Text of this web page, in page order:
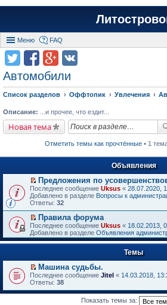
Меню FAQ
Автомобили
Список разделов Оффтопик Увлечения
Описание: ...и прочее, что ездит...
Новая тема
Отметить темы как прочтённые • 1
Объявления
П
е
р
й
т
и
к
п
в
о
м
у
н
Предложения по
Последнее сообщение Uksus « 28.07.2020,
Добавлено в разделе Вопросы к
Ответы: 32
П
е
р
е
т
и
к
п
р
Правила форума
Последнее сообщение Uksus « 18.02.2013,
Добавлено в разделе Объявления
Темы
П
е
е
Машина судьбы.
Последнее сообщение Jitel « 14.03.2018,
Ответы: 38
Показать темы за: